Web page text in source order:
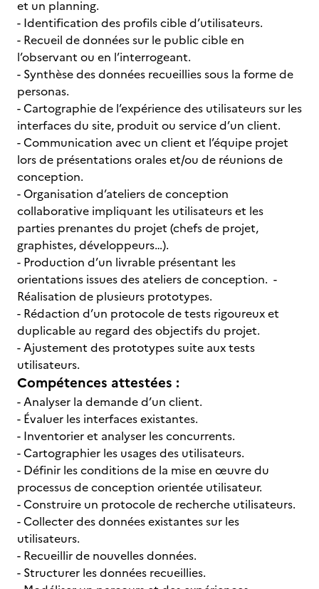
et un planning.
- Identification des profils cible d’utilisateurs.
- Recueil de données sur le public cible en
l’observant ou en l’interrogeant.
- Synthèse des données recueillies sous la forme de
personas.
- Cartographie de l’expérience des utilisateurs sur les
interfaces du site, produit ou service d’un client.
- Communication avec un client et l’équipe projet
lors de présentations orales et/ou de réunions de
conception.
- Organisation d’ateliers de conception
collaborative impliquant les utilisateurs et les
parties prenantes du projet (chefs de projet,
graphistes, développeurs…).
- Production d’un livrable présentant les
orientations issues des ateliers de conception. -
Réalisation de plusieurs prototypes.
- Rédaction d’un protocole de tests rigoureux et
duplicable au regard des objectifs du projet.
- Ajustement des prototypes suite aux tests
utilisateurs.
Compétences attestées :
- Analyser la demande d’un client.
- Évaluer les interfaces existantes.
- Inventorier et analyser les concurrents.
- Cartographier les usages des utilisateurs.
- Définir les conditions de la mise en œuvre du
processus de conception orientée utilisateur.
- Construire un protocole de recherche utilisateurs.
- Collecter des données existantes sur les
utilisateurs.
- Recueillir de nouvelles données.
- Structurer les données recueillies.